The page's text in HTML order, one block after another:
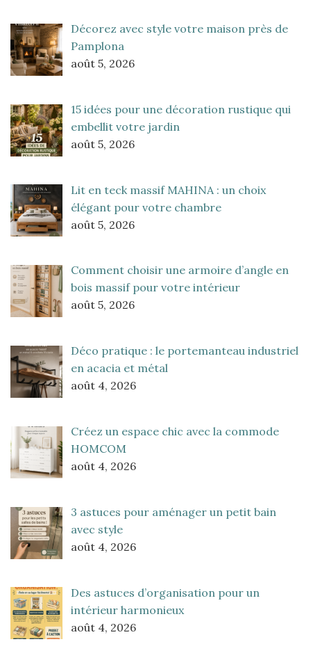
Décorez avec style votre maison près de
Pamplona
août 5, 2026
15 idées pour une décoration rustique qui
embellit votre jardin
août 5, 2026
Lit en teck massif MAHINA : un choix
élégant pour votre chambre
août 5, 2026
Comment choisir une armoire d’angle en
bois massif pour votre intérieur
août 5, 2026
Déco pratique : le portemanteau industriel
en acacia et métal
août 4, 2026
Créez un espace chic avec la commode
HOMCOM
août 4, 2026
3 astuces pour aménager un petit bain
avec style
août 4, 2026
Des astuces d’organisation pour un
intérieur harmonieux
août 4, 2026